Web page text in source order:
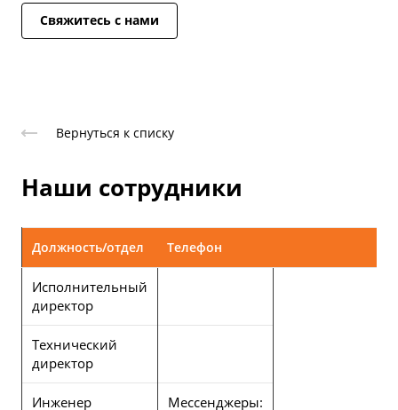
Свяжитесь с нами
Вернуться к списку
Наши сотрудники
Должность/отдел Телефон
Исполнительный
директор
Технический
директор
Инженер
Мессенджеры: